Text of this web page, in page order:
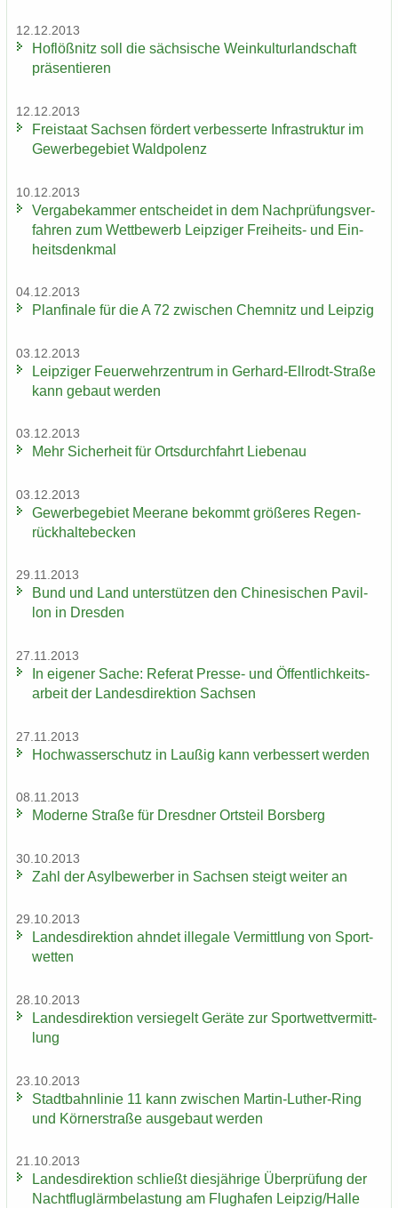
12.12.2013
Hof­löß­nitz soll die säch­si­sche Wein­kul­tur­land­schaft
prä­sen­tie­ren
12.12.2013
Frei­staat Sach­sen för­dert ver­bes­ser­te In­fra­struk­tur im
Ge­wer­be­ge­biet Wald­po­lenz
10.12.2013
Ver­ga­be­kam­mer ent­schei­det in dem Nach­prü­fungs­ver­
fah­ren zum Wett­be­werb Leip­zi­ger Freiheits-​ und Ein­
heits­denk­mal
04.12.2013
Plan­fi­na­le für die A 72 zwi­schen Chem­nitz und Leip­zig
03.12.2013
Leip­zi­ger Feu­er­wehr­zen­trum in Gerhard-​Ellrodt-Straße
kann ge­baut wer­den
03.12.2013
Mehr Si­cher­heit für Orts­durch­fahrt Lie­be­nau
03.12.2013
Ge­wer­be­ge­biet Meer­a­ne be­kommt grö­ße­res Re­gen­
rück­hal­te­be­cken
29.11.2013
Bund und Land un­ter­stüt­zen den Chi­ne­si­schen Pa­vil­
lon in Dres­den
27.11.2013
In ei­ge­ner Sache: Re­fe­rat Presse-​ und Öf­fent­lich­keits­
ar­beit der Lan­des­di­rek­ti­on Sach­sen
27.11.2013
Hoch­was­ser­schutz in Lau­ßig kann ver­bes­sert wer­den
08.11.2013
Mo­der­ne Stra­ße für Dresd­ner Orts­teil Borsberg
30.10.2013
Zahl der Asyl­be­wer­ber in Sach­sen steigt wei­ter an
29.10.2013
Lan­des­di­rek­ti­on ahn­det il­le­ga­le Ver­mitt­lung von Sport­
wet­ten
28.10.2013
Lan­des­di­rek­ti­on ver­sie­gelt Ge­rä­te zur Sport­wett­ver­mitt­
lung
23.10.2013
Stadt­bahn­li­nie 11 kann zwi­schen Martin-​Luther-Ring
und Körn­er­stra­ße aus­ge­baut wer­den
21.10.2013
Lan­des­di­rek­ti­on schließt dies­jäh­ri­ge Über­prü­fung der
Nacht­flug­lärm­be­las­tung am Flug­ha­fen Leip­zig/Halle